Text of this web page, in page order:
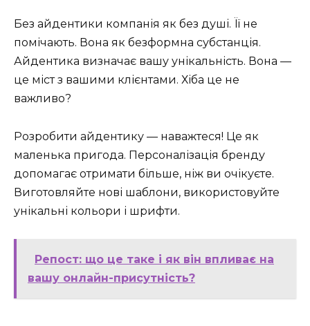
Без айдентики компанія як без душі. Її не
помічають. Вона як безформна субстанція.
Айдентика визначає вашу унікальність. Вона —
це міст з вашими клієнтами. Хіба це не
важливо?
Розробити айдентику — наважтеся! Це як
маленька пригода. Персоналізація бренду
допомагає отримати більше, ніж ви очікуєте.
Виготовляйте нові шаблони, використовуйте
унікальні кольори і шрифти.
Репост: що це таке і як він впливає на
вашу онлайн-присутність?